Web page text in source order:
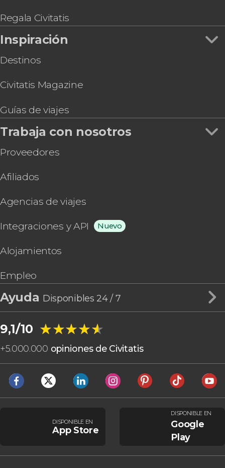
Regala Civitatis
Inspiración
Destinos
Civitatis Magazine
Guías de viajes
Trabaja con nosotros
Proveedores
Afiliados
Agencias de viajes
Integraciones y API Nuevo
Alojamientos
Empleo
Ayuda Disponibles 24 / 7
9,1/10 ★★★★★
★★★★★
+5.000.000 opiniones de Civitatis
DISPONIBLE EN
App Store
DISPONIBLE EN
Google
Play